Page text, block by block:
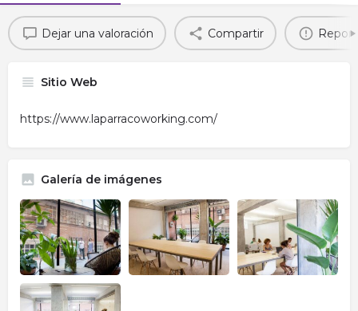
Dejar una valoración Compartir
Sitio Web
https://www.laparracoworking.com/
Galería de imágenes